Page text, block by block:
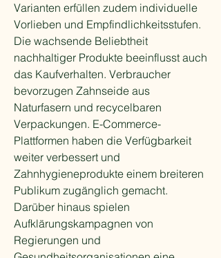
Varianten erfüllen zudem individuelle
Vorlieben und Empfindlichkeitsstufen.
Die wachsende Beliebtheit
nachhaltiger Produkte beeinflusst auch
das Kaufverhalten. Verbraucher
bevorzugen Zahnseide aus
Naturfasern und recycelbaren
Verpackungen. E-Commerce-
Plattformen haben die Verfügbarkeit
weiter verbessert und
Zahnhygieneprodukte einem breiteren
Publikum zugänglich gemacht.
Darüber hinaus spielen
Aufklärungskampagnen von
Regierungen und